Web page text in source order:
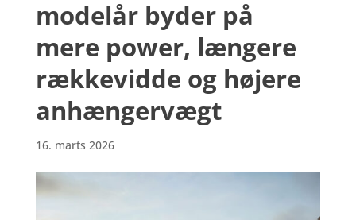
modelår byder på
mere power, længere
rækkevidde og højere
anhængervægt
16. marts 2026